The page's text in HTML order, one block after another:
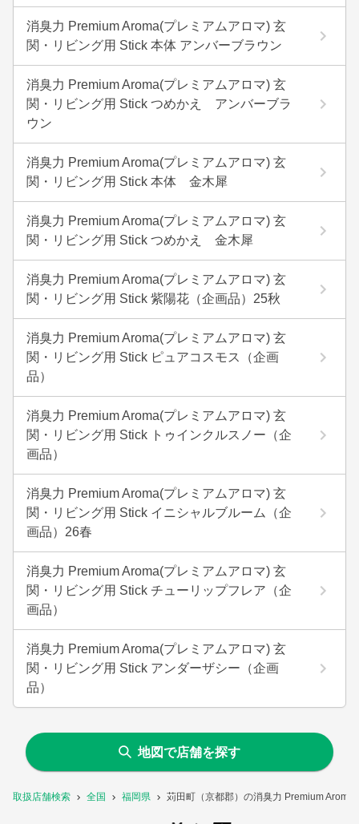
取扱店舗検索 全国 福岡県 苅田町（京都郡）の消臭力 Premium
消臭力 Premium Aroma(プレミアムアロマ) 玄
関・リビング用 Stick 本体 アンバーブラウン
消臭力 Premium Aroma(プレミアムアロマ) 玄
関・リビング用 Stick つめかえ アンバーブラ
ウン
消臭力 Premium Aroma(プレミアムアロマ) 玄
関・リビング用 Stick 本体 金木犀
消臭力 Premium Aroma(プレミアムアロマ) 玄
関・リビング用 Stick つめかえ 金木犀
消臭力 Premium Aroma(プレミアムアロマ) 玄
関・リビング用 Stick 紫陽花（企画品）25秋
消臭力 Premium Aroma(プレミアムアロマ) 玄
関・リビング用 Stick ピュアコスモス（企画
品）
消臭力 Premium Aroma(プレミアムアロマ) 玄
関・リビング用 Stick トゥインクルスノー（企
画品）
消臭力 Premium Aroma(プレミアムアロマ) 玄
関・リビング用 Stick イニシャルブルーム（企
画品）26春
消臭力 Premium Aroma(プレミアムアロマ) 玄
関・リビング用 Stick チューリップフレア（企
画品）
消臭力 Premium Aroma(プレミアムアロマ) 玄
関・リビング用 Stick アンダーザシー（企画
品）
地図で店舗を探す